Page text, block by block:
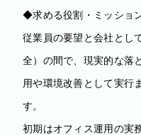
◆求める役割・ミッショ
従業員の要望と会社とし
全）の間で、現実的な落
用や環境改善として実行
す。
初期はオフィス運用の実